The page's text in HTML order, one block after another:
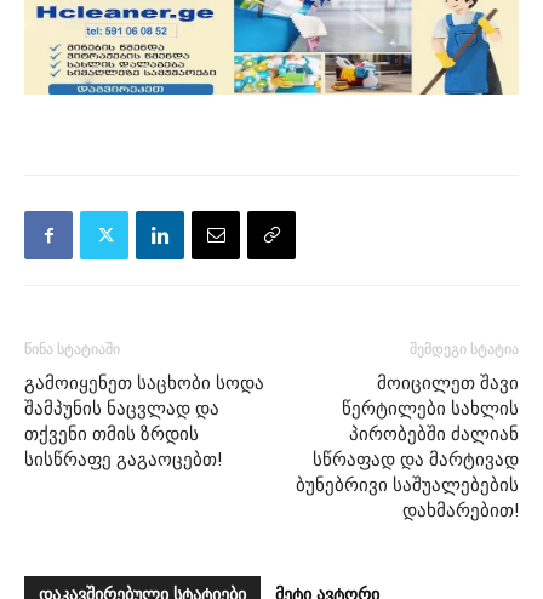
წინა სტატიაში
გამოიყენეთ საცხობი სოდა
შამპუნის ნაცვლად და
თქვენი თმის ზრდის
სისწრაფე გაგაოცებთ!
შემდეგი სტატია
მოიცილეთ შავი
წერტილები სახლის
პირობებში ძალიან
სწრაფად და მარტივად
ბუნებრივი საშუალებების
დახმარებით!
დაკავშირებული სტატიები მეტი ავტორი